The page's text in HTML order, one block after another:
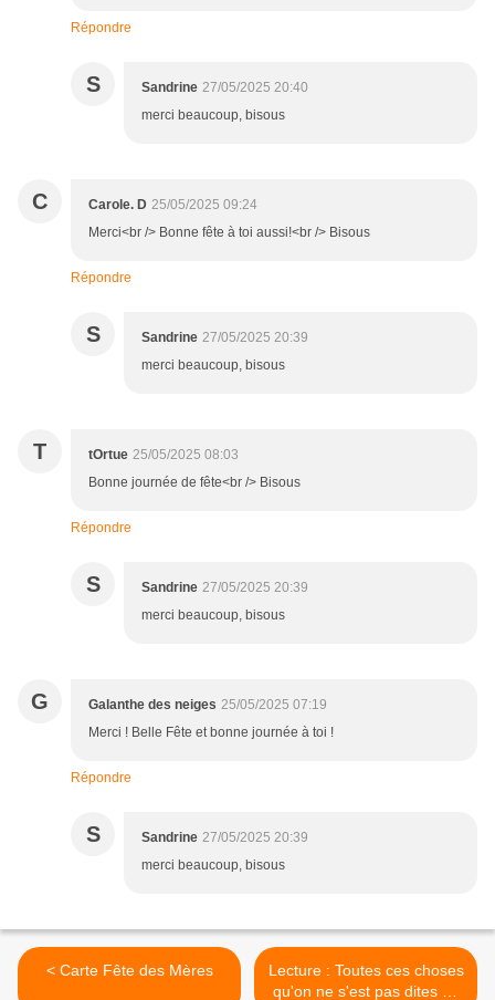
Répondre
S Sandrine 27/05/2025 20:40
merci beaucoup, bisous
C Carole. D 25/05/2025 09:24
Merci<br /> Bonne fête à toi aussi!<br /> Bisous
Répondre
S Sandrine 27/05/2025 20:39
merci beaucoup, bisous
T tOrtue 25/05/2025 08:03
Bonne journée de fête<br /> Bisous
Répondre
S Sandrine 27/05/2025 20:39
merci beaucoup, bisous
G Galanthe des neiges 25/05/2025 07:19
Merci ! Belle Fête et bonne journée à toi !
Répondre
S Sandrine 27/05/2025 20:39
merci beaucoup, bisous
< Carte Fête des Mères
Lecture : Toutes ces choses
qu'on ne s'est pas dites de